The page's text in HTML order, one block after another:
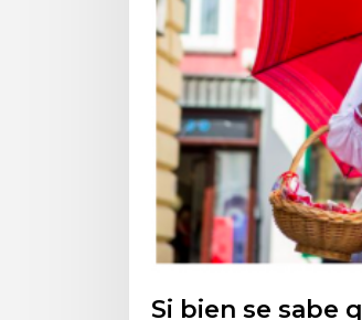
Si bien se sabe